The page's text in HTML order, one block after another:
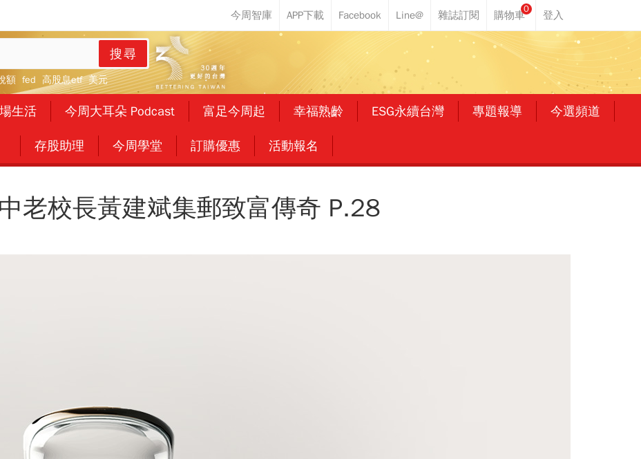
0
搜尋
額 fed 高股息etf 美元
生活 今周大耳朵 Podcast 富足今周起 幸福熟齡 ESG永續台灣 專題報導 今選頻道
存股助理 今周學堂 訂購優惠 活動報名
老校長黃建斌集郵致富傳奇 P.28